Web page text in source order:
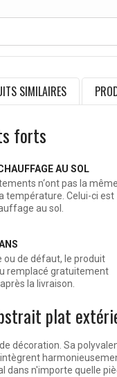
SIMILAIRES
forts
AU SOL
n‘ont pas la même
température. Celui-ci est
au sol.
ou de défaut, le produit
remplacé gratuitement
la livraison.
plat
décoration. Sa
n'importe quelle